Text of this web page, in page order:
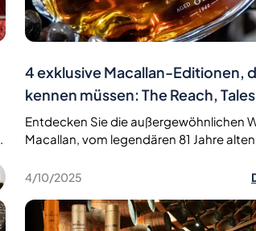
4 exklusive Macallan-Editionen,
kennen müssen: The Reach,
Collection & 1824 Decanters
Entdecken Sie die außergewöhnlichen
Macallan, vom legendären 81 Jahre
Handwerkskunst, Geschichte und
4/10/2025